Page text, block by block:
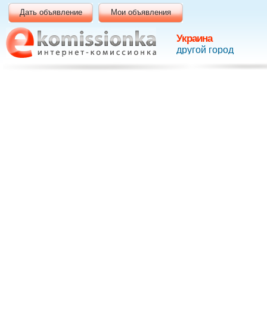
Украина
другой город
Дать объявление Мои объявления